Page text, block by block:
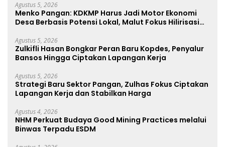
Agustus 5, 2026
Menko Pangan: KDKMP Harus Jadi Motor Ekonomi
Desa Berbasis Potensi Lokal, Malut Fokus Hilirisasi
Agustus 5, 2026
Zulkifli Hasan Bongkar Peran Baru Kopdes, Penyalur
Bansos Hingga Ciptakan Lapangan Kerja
Agustus 5, 2026
Strategi Baru Sektor Pangan, Zulhas Fokus Ciptakan
Lapangan Kerja dan Stabilkan Harga
Agustus 4, 2026
NHM Perkuat Budaya Good Mining Practices melalui
Binwas Terpadu ESDM